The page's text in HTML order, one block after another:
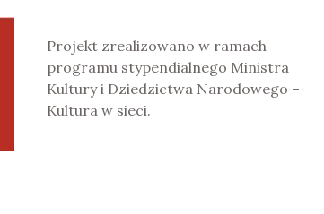
Projekt zrealizowano w ramach
programu stypendialnego Ministra
Kultury i Dziedzictwa Narodowego –
Kultura w sieci.